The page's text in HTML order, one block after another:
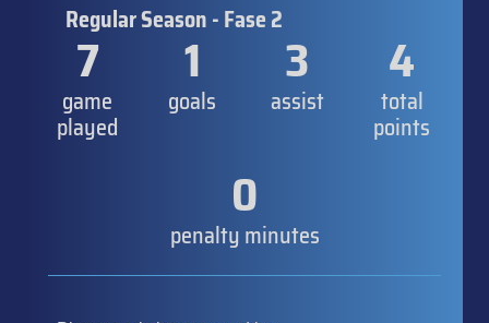
Regular Season - Fase 2
7
game
played
1
goals
3
assist
4
total
points
0
penalty minutes